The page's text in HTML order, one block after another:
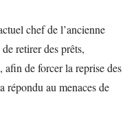
chef de l’ancienne
retirer des prêts,
afin de forcer la reprise des
répondu au menaces de